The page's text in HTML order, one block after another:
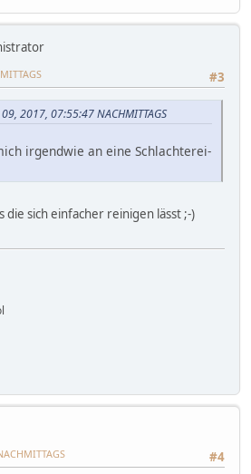
#3
2017, 07:55:47 NACHMITTAGS
irgendwie an eine Schlachterei-
die sich einfacher reinigen lässt ;-)
#4